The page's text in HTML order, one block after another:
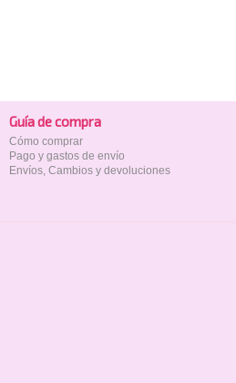
Guía de compra
Cómo comprar
Pago y gastos de envío
Envíos, Cambios y devoluciones